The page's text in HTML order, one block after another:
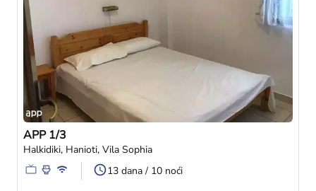
APP 1/3
Halkidiki, Hanioti, Vila Sophia
13 dana / 10 noći